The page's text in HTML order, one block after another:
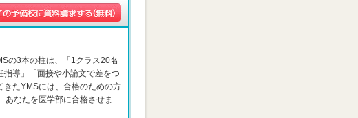
の3本の柱は、「1クラス20名
導」「面接や小論文で差をつ
きたYMSには、合格のための方
あなたを医学部に合格させま